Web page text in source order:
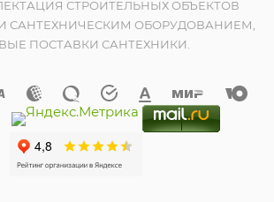
СТРОИТЕЛЬНЫХ ОБЪЕКТОВ
САНТЕХНИЧЕСКИМ ОБОРУДОВАНИЕМ,
ПОСТАВКИ САНТЕХНИКИ.